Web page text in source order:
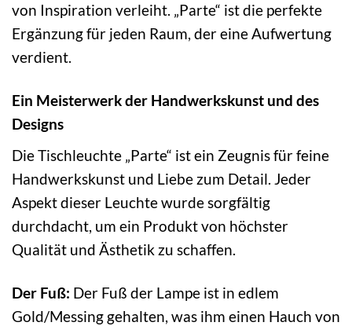
von Inspiration verleiht. „Parte“ ist die perfekte
Ergänzung für jeden Raum, der eine Aufwertung
verdient.
Ein Meisterwerk der Handwerkskunst und des
Designs
Die Tischleuchte „Parte“ ist ein Zeugnis für feine
Handwerkskunst und Liebe zum Detail. Jeder
Aspekt dieser Leuchte wurde sorgfältig
durchdacht, um ein Produkt von höchster
Qualität und Ästhetik zu schaffen.
Der Fuß: Der Fuß der Lampe ist in edlem
Gold/Messing gehalten, was ihm einen Hauch von